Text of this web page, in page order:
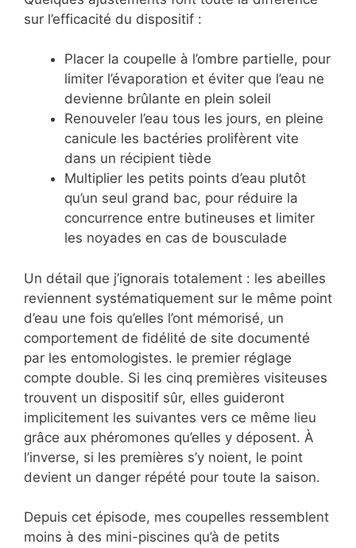
sur l’efficacité du dispositif :
Placer la coupelle à l’ombre partielle, pour
limiter l’évaporation et éviter que l’eau ne
devienne brûlante en plein soleil
Renouveler l’eau tous les jours, en pleine
canicule les bactéries prolifèrent vite
dans un récipient tiède
Multiplier les petits points d’eau plutôt
qu’un seul grand bac, pour réduire la
concurrence entre butineuses et limiter
les noyades en cas de bousculade
Un détail que j’ignorais totalement : les abeilles
reviennent systématiquement sur le même point
d’eau une fois qu’elles l’ont mémorisé, un
comportement de fidélité de site documenté
par les entomologistes. le premier réglage
compte double. Si les cinq premières visiteuses
trouvent un dispositif sûr, elles guideront
implicitement les suivantes vers ce même lieu
grâce aux phéromones qu’elles y déposent. À
l’inverse, si les premières s’y noient, le point
devient un danger répété pour toute la saison.
Depuis cet épisode, mes coupelles ressemblent
moins à des mini-piscines qu’à de petits